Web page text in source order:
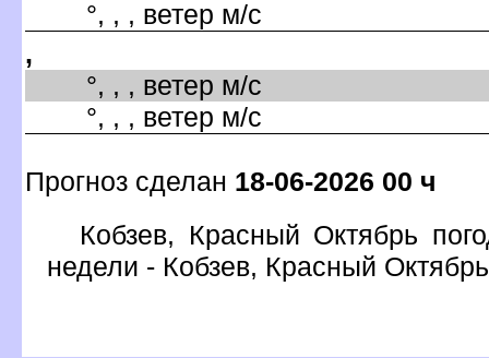
°, , , ветер м/с
,
°, , , ветер м/с
°, , , ветер м/с
Прогноз сделан 18-06-2026 00 ч
Кобзев, Красный Октябрь
недели - Кобзев, Красный Октябрь